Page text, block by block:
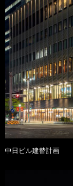
中日ビル建替計画